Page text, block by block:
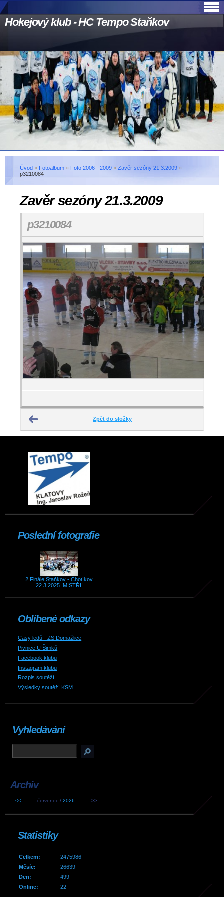
Hokejový klub - HC Tempo Staňkov
Úvod » Fotoalbum » Foto 2006 - 2009 » Zavěr sezóny 21.3.2009 »
p3210084
Zavěr sezóny 21.3.2009
p3210084
Zpět do složky
Poslední fotografie
2.Finále Staňkov - Chotíkov
22.3.2025 !MISTŘI!
Oblíbené odkazy
Časy ledů - ZS Domažlice
Pivnice U Šimků
Facebook klubu
Instagram klubu
Rozpis soutěží
Výsledky soutěží KSM
Vyhledávání
Archiv
<< červenec /2026 >>
Statistiky
Online: 22
Celkem:
2475986
Měsíc:
26639
Den:
499